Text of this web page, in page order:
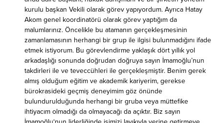
kurulu başkan Vekili olarak görev yapıyordum. Ayrıca Hatay
Akom genel koordinatörü olarak görev yaptığım da
malumlarınız. Öncelikle bu atamanın gerçekleşmesinin
zamanlamasının herhangi bir grup ile ilgisi bulunmadığını ifade
etmek istiyorum. Bu görevlendirme yaklaşık dört yıllık yol
arkadaşlığı sonunda doğrudan doğruya sayın İmamoğlu’nun
takdirleri ile ve teveccühleri ile gerçekleşmiştir. Benim gerek
almış olduğum eğitim ve akademik kariyerim, gerekse
bürokrasideki geçmiş deneyimim göz önünde
bulundurulduğunda herhangi bir gruba veya müttefike
ihtiyacım olmadığı da olmayacağı da açıktır. Biz sayın